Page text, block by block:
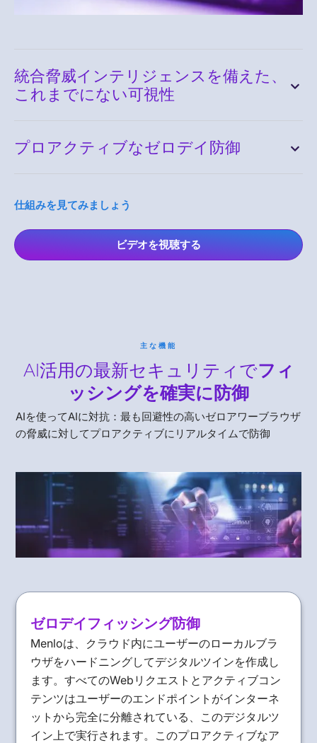
統合脅威インテリジェンスを備えた、
これまでにない可視性
プロアクティブなゼロデイ防御
仕組みを見てみましょう
ビデオを視聴する
主な機能
AI活用の最新セキュリティでフィ
ッシングを確実に防御
AIを使ってAIに対抗：最も回避性の高いゼロアワーブラウザ
の脅威に対してプロアクティブにリアルタイムで防御
ゼロデイフィッシング防御
Menloは、クラウド内にユーザーのローカルブラ
ウザをハードニングしてデジタルツインを作成し
ます。すべてのWebリクエストとアクティブコン
テンツはユーザーのエンドポイントがインターネ
ットから完全に分離されている、このデジタルツ
イン上で実行されます。このプロアクティブなア